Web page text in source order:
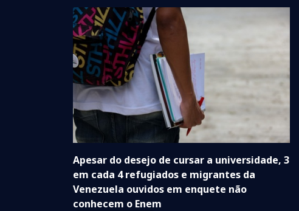
Apesar do desejo de cursar a universidade, 3
em cada 4 refugiados e migrantes da
Venezuela ouvidos em enquete não
conhecem o Enem